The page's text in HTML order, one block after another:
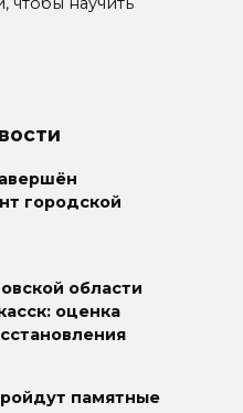
городской
области
оценка
памятные